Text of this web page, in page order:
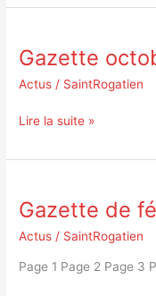
Gazette
Actus / SaintRogatien
Gazette
2022
Lire la suite »
Gazette de
Actus / SaintRogatien
Page 1 Page 2 Page 3
Gazette
février